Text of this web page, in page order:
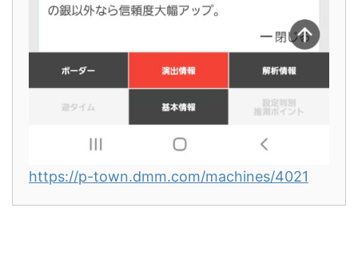
https://p-town.dmm.com/machines/4021